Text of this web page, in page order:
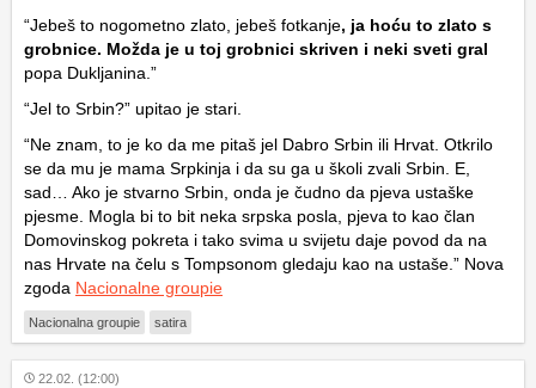
“Jebeš to nogometno zlato, jebeš fotkanje, ja hoću to zlato s
grobnice. Možda je u toj grobnici skriven i neki sveti gral
popa Dukljanina.”
“Jel to Srbin?” upitao je stari.
“Ne znam, to je ko da me pitaš jel Dabro Srbin ili Hrvat. Otkrilo
se da mu je mama Srpkinja i da su ga u školi zvali Srbin. E,
sad… Ako je stvarno Srbin, onda je čudno da pjeva ustaške
pjesme. Mogla bi to bit neka srpska posla, pjeva to kao član
Domovinskog pokreta i tako svima u svijetu daje povod da na
nas Hrvate na čelu s Tompsonom gledaju kao na ustaše.” Nova
zgoda Nacionalne groupie
Nacionalna groupie satira
22.02. (12:00)